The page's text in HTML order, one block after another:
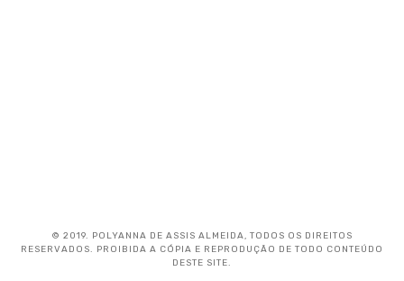
© 2019. POLYANNA DE ASSIS ALMEIDA, TODOS OS DIREITOS
RESERVADOS. PROIBIDA A CÓPIA E REPRODUÇÃO DE TODO CONTEÚDO
DESTE SITE.